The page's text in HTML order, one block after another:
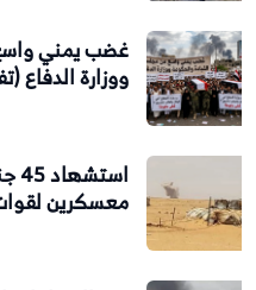
غضب يمني
ووزارة الدفاع
معسكرين